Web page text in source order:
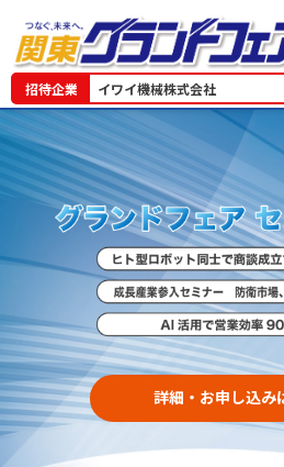
招待企業 イワイ機械株式会社
詳細・お申し込み